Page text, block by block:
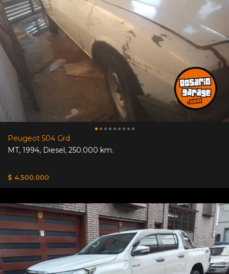
Peugeot 504 Grd
MT, 1994, Diesel, 250.000 km.
$ 4.500.000